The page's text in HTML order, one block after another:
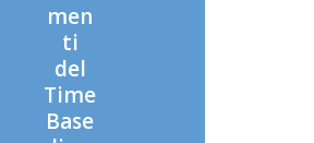
men
ti
del
Time
Base